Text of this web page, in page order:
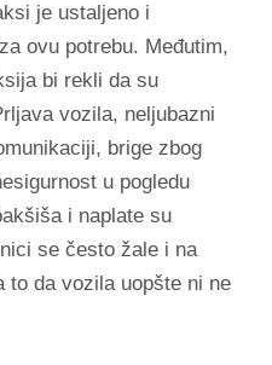
je ustaljeno i
ovu potrebu. Međutim,
bi rekli da su
vozila, neljubazni
brige zbog
u pogledu
i naplate su
se često žale i na
to da vozila uopšte ni ne